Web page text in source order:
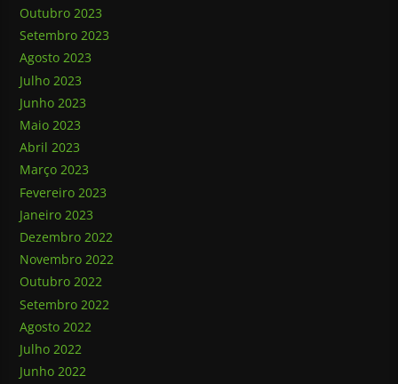
Outubro 2023
Setembro 2023
Agosto 2023
Julho 2023
Junho 2023
Maio 2023
Abril 2023
Março 2023
Fevereiro 2023
Janeiro 2023
Dezembro 2022
Novembro 2022
Outubro 2022
Setembro 2022
Agosto 2022
Julho 2022
Junho 2022